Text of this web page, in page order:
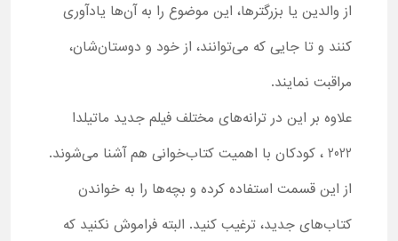
از والدین یا بزرگترها، این موضوع را به آن‌ها یادآوری
کنند و تا جایی که می‌توانند، از خود و دوستان‌شان،
مراقبت نمایند.
علاوه بر این در ترانه‌های مختلف فیلم جدید ماتیلدا
2022 ، کودکان با اهمیت کتاب‌خوانی هم آشنا می‌شوند.
از این قسمت استفاده کرده و بچه‌ها را به خواندن
کتاب‌های جدید، ترغیب کنید. البته فراموش نکنید که